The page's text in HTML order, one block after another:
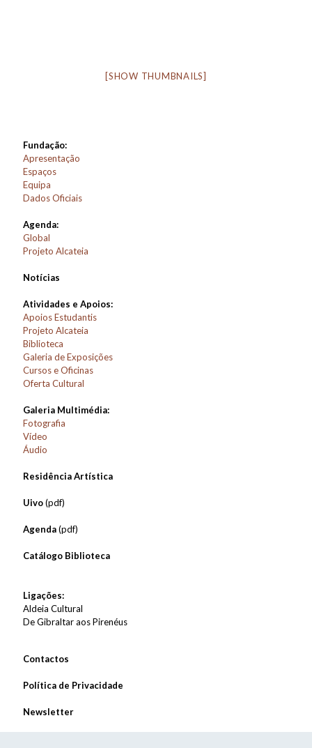
[SHOW THUMBNAILS]
Fundação:
Apresentação
Espaços
Equipa
Dados Oficiais
Agenda:
Global
Projeto Alcateia
Notícias
Atividades e Apoios:
Apoios Estudantis
Projeto Alcateia
Biblioteca
Galeria de Exposições
Cursos e Oficinas
Oferta Cultural
Galeria Multimédia:
Fotografia
Vídeo
Áudio
Residência Artística
Uivo(pdf)
Agenda(pdf)
Catálogo Biblioteca
Ligações:
Aldeia Cultural
De Gibraltar aos Pirenéus
Contactos
Política de Privacidade
Newsletter